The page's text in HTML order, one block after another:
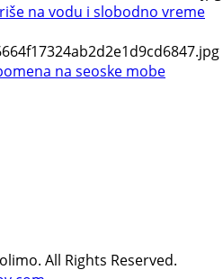
na vodu i slobodno vreme
na seoske mobe
All Rights Reserved.